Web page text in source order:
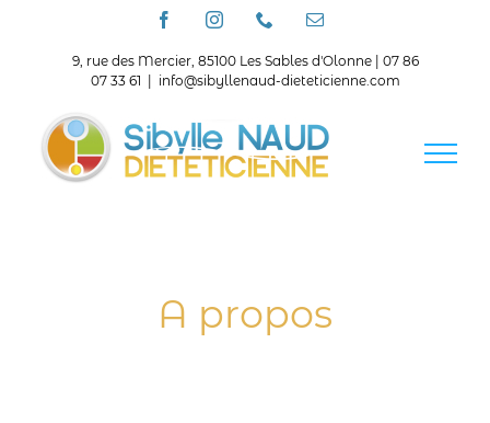
FacebookInstagramTéléphoneEmail
9, rue des Mercier, 85100 Les Sables d'Olonne | 07 86
07 33 61
info@sibyllenaud-dieteticienne.com
A propos